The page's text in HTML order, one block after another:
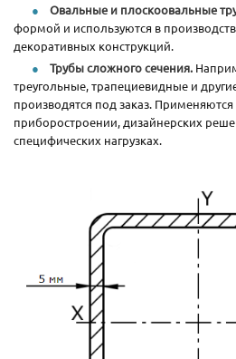
Овальные и плоскоовальные
формой и используются в
декоративных конструкций.
Трубы сложного сечения.
треугольные, трапециевидные и
производятся под заказ. Применяются
приборостроении, дизайнерских
специфических нагрузках.